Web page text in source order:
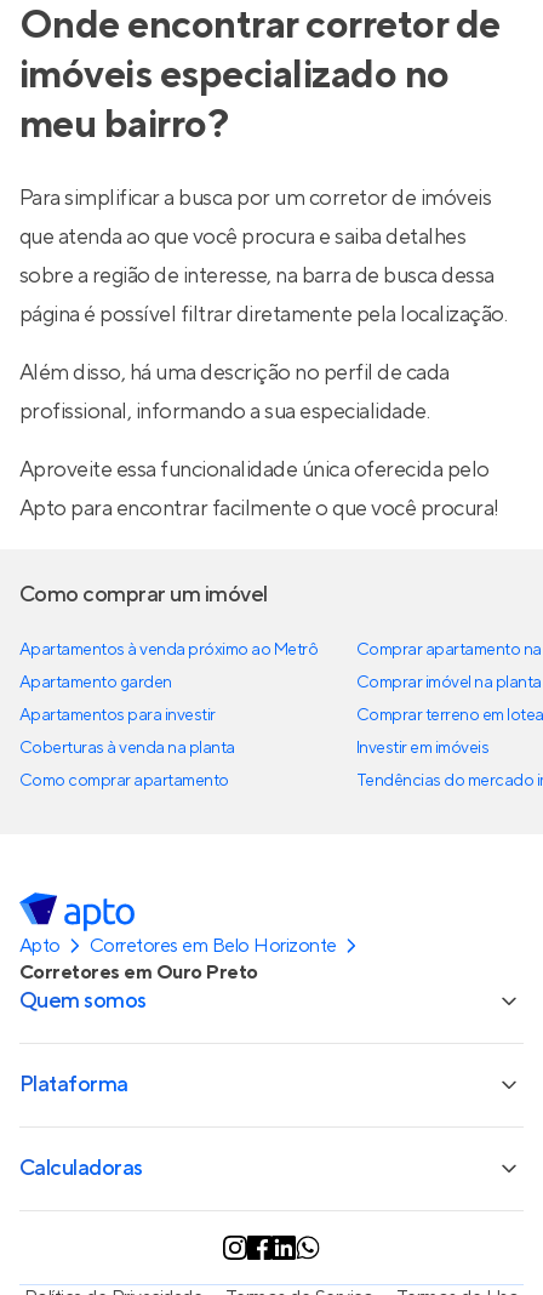
Onde encontrar corretor de
imóveis especializado no
meu bairro?
Para simplificar a busca por um corretor de imóveis
que atenda ao que você procura e saiba detalhes
sobre a região de interesse, na barra de busca dessa
página é possível filtrar diretamente pela localização.
Além disso, há uma descrição no perfil de cada
profissional, informando a sua especialidade.
Aproveite essa funcionalidade única oferecida pelo
Apto para encontrar facilmente o que você procura!
Como comprar um imóvel
Apartamentos à venda próximo ao Metrô
Apartamento garden
Apartamentos para investir
Coberturas à venda na planta
Como comprar apartamento
Comprar apartamento
Comprar imóvel na planta
Comprar terreno em
Investir em imóveis
Tendências do mercado
Apto
Corretores em Belo Horizonte
Corretores em Ouro Preto
Quem somos
Plataforma
Calculadoras